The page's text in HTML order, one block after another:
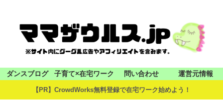
ダンスブログ 子育て×在宅ワーク 問い合わせ 運営元情報
【PR】CrowdWorks無料登録で在宅ワーク始めよう！